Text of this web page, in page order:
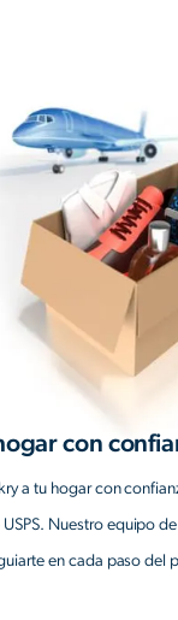
con
a tu hogar con
USPS. Nuestro equipo
en cada paso del